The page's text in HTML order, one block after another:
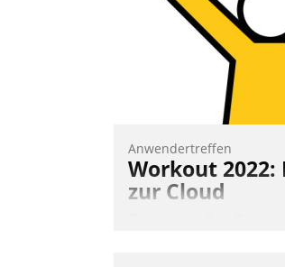
Anwendertreffen
Workout
zur Cloud